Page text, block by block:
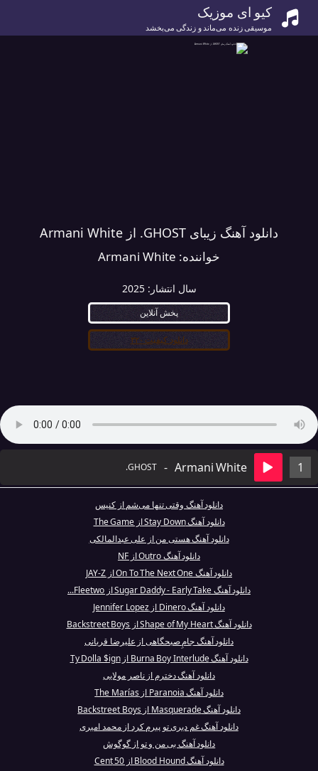
کیو ای موزیک
موسیقی زنده می‌ماند و زندگی می‌بخشد
دانلود آهنگ زیبای GHOST. از Armani White
خواننده: Armani White
سال انتشار:2025
پخش آنلاین
دانلود کیفیت ۳۲۰
1
Armani White
-
GHOST.
دانلود آهنگ وقتی تنها می‌شم از کنیس
دانلود آهنگ Stay Down از The Game
دانلود آهنگ هستی من از علی عبدالمالکی
دانلود آهنگ Outro از NF
دانلود آهنگ On To The Next One از JAY-Z
دانلود آهنگ Sugar Daddy - Early Take از Fleetwo...
دانلود آهنگ Dinero از Jennifer Lopez
دانلود آهنگ Shape of My Heart از Backstreet Boys
دانلود آهنگ جامِ صبحگاهی از علیرضا قربانی
دانلود آهنگ Burna Boy Interlude از Ty Dolla $ign
دانلود آهنگ دخترم از ناصر مولایی
دانلود آهنگ Paranoia از The Marías
دانلود آهنگ Masquerade از Backstreet Boys
دانلود آهنگ غم دیری تو پیرم کرد از محمد امیری
دانلود آهنگ بی من و تو از گوگوش
دانلود آهنگ Blood Hound از 50 Cent